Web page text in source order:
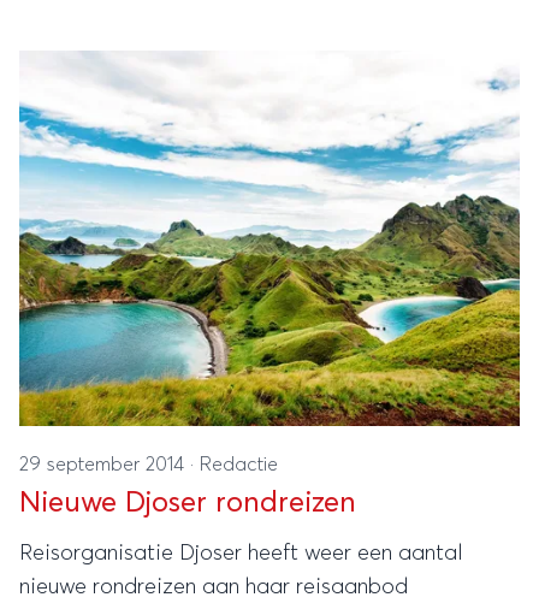
29 september 2014 · Redactie
Nieuwe Djoser rondreizen
Reisorganisatie Djoser heeft weer een aantal
nieuwe rondreizen aan haar reisaanbod